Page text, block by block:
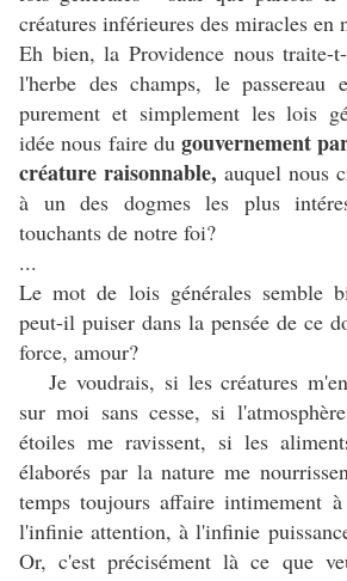
créatures inférieures des miracles en
Eh bien, la Providence nous traite-
l'herbe des champs, le passereau
purement et simplement les lois
idée nous faire dugouvernement
créature raisonnable, auquel nous
à un des dogmes les plus
touchants de notre foi?
...
Le mot de lois générales semble
peut-il puiser dans la pensée de ce
force, amour?
Je voudrais, si les créatures
sur moi sans cesse, si
étoiles me ravissent, si les
élaborés par la nature me
temps toujours affaire intimement
l'infinie attention, à l'infinie
Or, c'est précisément là ce que